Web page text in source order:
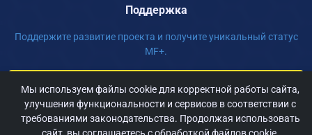
Поддержка
Поддержите развитие проекта и получите уникальный статус
MF+.
Пожертвовать
Мы используем файлы cookie для корректной работы сайта,
улучшения функциональности и сервисов в соответствии с
требованиями законодательства. Продолжая использовать